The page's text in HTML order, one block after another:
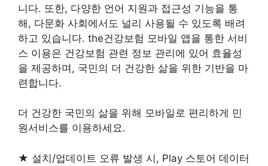
니다. 또한, 다양한 언어 지원과 접근성 기능을 통
해, 다문화 사회에서도 널리 사용될 수 있도록 배려
하고 있습니다. the건강보험 모바일 앱을 통한 서비
스 이용은 건강보험 관련 정보 관리에 있어 효율성
을 제공하며, 국민의 더 건강한 삶을 위한 기반을 마
련합니다.
더 건강한 국민의 삶을 위해 모바일로 편리하게 민
원서비스를 이용하세요.
★ 설치/업데이트 오류 발생 시, Play 스토어 데이터